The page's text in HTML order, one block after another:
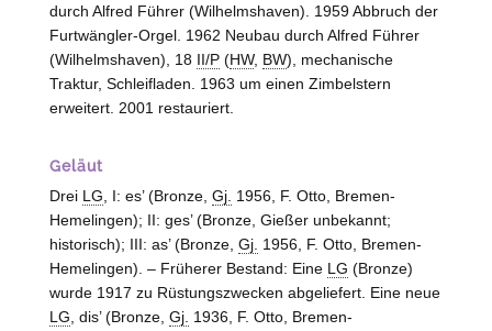
durch Alfred Führer (Wilhelmshaven). 1959 Abbruch der
Furtwängler-Orgel. 1962 Neubau durch Alfred Führer
(Wilhelmshaven), 18 II/P(HW, BW), mechanische
Traktur, Schleifladen. 1963 um einen Zimbelstern
erweitert. 2001 restauriert.
Geläut
Drei LG, I: es’ (Bronze, Gj. 1956, F. Otto, Bremen-
Hemelingen); II: ges’ (Bronze, Gießer unbekannt;
historisch); III: as’ (Bronze, Gj. 1956, F. Otto, Bremen-
Hemelingen). – Früherer Bestand: Eine LG (Bronze)
wurde 1917 zu Rüstungszwecken abgeliefert. Eine neue
LG, dis’ (Bronze, Gj. 1936, F. Otto, Bremen-